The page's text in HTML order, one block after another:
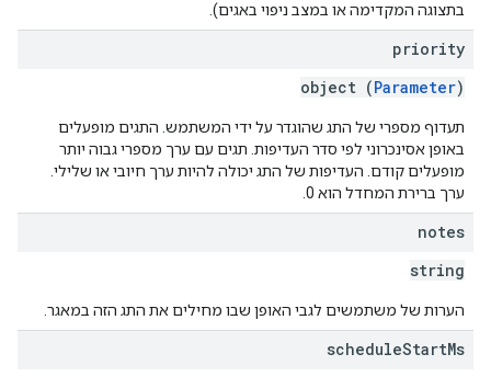
בתצוגה המקדימה או במצב ניפוי באגים).
priority
object (Parameter)
תעדוף מספרי של התג שהוגדר על ידי המשתמש. התגים מופעלים
באופן אסינכרוני לפי סדר העדיפות. תגים עם ערך מספרי גבוה יותר
מופעלים קודם. העדיפות של התג יכולה להיות ערך חיובי או שלילי.
ערך ברירת המחדל הוא 0.
notes
string
הערות של משתמשים לגבי האופן שבו מחילים את התג הזה במאגר.
scheduleStartMs